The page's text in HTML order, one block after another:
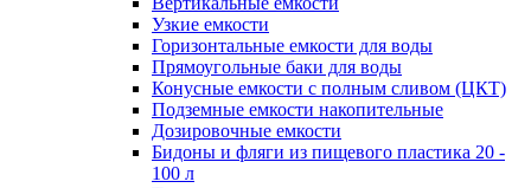
Узкие емкости
Горизонтальные емкости для воды
Прямоугольные баки для воды
Конусные емкости с полным сливом (ЦКТ)
Подземные емкости накопительные
Дозировочные емкости
Бидоны и фляги из пищевого пластика 20 -
100 л